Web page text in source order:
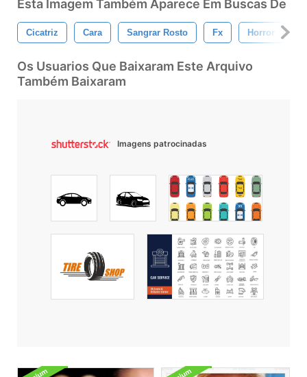
Esta Imagem Também Aparece Em Buscas De
Cicatriz Cara Sangrar Rosto Fx Horror
Os Usuarios Que Baixaram Este Arquivo
Também Baixaram
Imagens patrocinadas